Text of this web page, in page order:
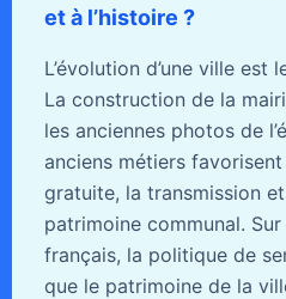
et à l’histoire ?
L’évolution d’une ville est
La construction de la
les anciennes photos de
anciens métiers
gratuite, la transmission
patrimoine communal.
français, la politique de
que le patrimoine de la